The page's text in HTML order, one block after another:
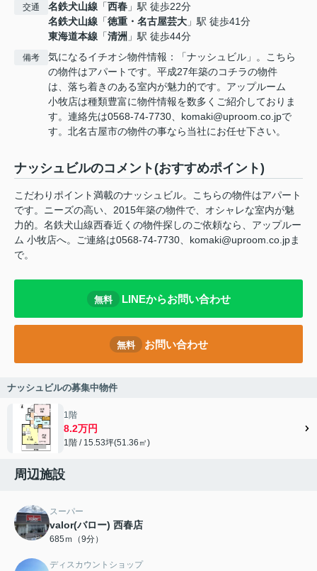
交通 名鉄犬山線 「西春 」駅 徒歩22分
名鉄犬山線 「徳重・名古屋芸大 」駅 徒歩41分
東海道本線 「清洲 」駅 徒歩44分
備考
気になるイチオシ物件情報：「ナッシュビル」。こちら
の物件はアパートです。平成27年築のコチラの物件
は、落ち着きのある室内が魅力的です。アップルーム
小牧店は種類豊富に物件情報を数多くご紹介しておりま
す。連絡先は0568-74-7730、komaki@uproom.co.jpで
す。北名古屋市の物件の事なら当社にお任せ下さい。
ナッシュビルのコメント(おすすめポイント)
こだわりポイント満載のナッシュビル。こちらの物件はアパート
です。ニーズの高い、2015年築の物件で、オシャレな室内が魅
力的。名鉄犬山線西春近くの物件探しのご依頼なら、アップルー
ム 小牧店へ。ご連絡は0568-74-7730、komaki@uproom.co.jpま
で。
無料 LINEからお問い合わせ
無料 お問い合わせ
ナッシュビルの募集中物件
1階
8.2万円
1階 / 15.53坪(51.36㎡)
周辺施設
スーパー
valor(バロー) 西春店
685ｍ（9分）
ディスカウントショップ